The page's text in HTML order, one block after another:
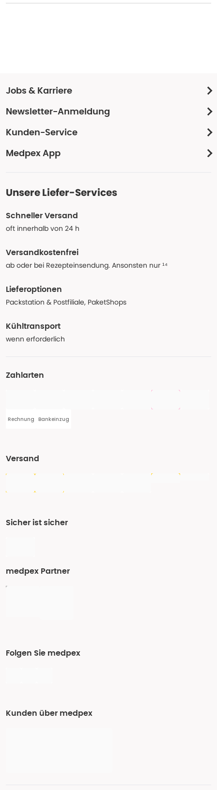
Jobs & Karriere
Newsletter-Anmeldung
Kunden-Service
Medpex App
Unsere Liefer-Services
Schneller Versand
oft innerhalb von 24 h
Versandkostenfrei
ab oder bei Rezepteinsendung. Ansonsten nur ¹⁴
Lieferoptionen
Packstation & Postfiliale, PaketShops
Kühltransport
wenn erforderlich
Zahlarten
Rechnung Bankeinzug
Versand
Sicher ist sicher
medpex Partner
Folgen Sie medpex
Kunden über medpex